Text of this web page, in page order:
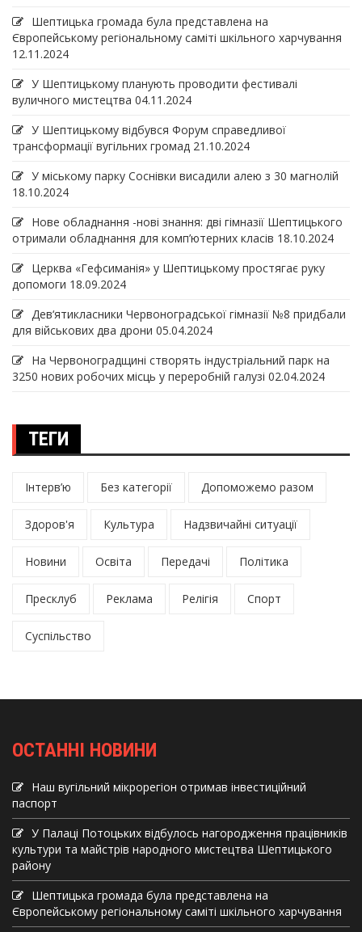
Шептицька громада була представлена на
Європейському регіональному саміті шкільного харчування
12.11.2024
У Шептицькому планують проводити фестивалі
вуличного мистецтва 04.11.2024
У Шептицькому відбувся Форум справедливої
трансформації вугільних громад 21.10.2024
У міському парку Соснівки висадили алею з 30 магнолій
18.10.2024
Нове обладнання -нові знання: дві гімназії Шептицького
отримали обладнання для комп’ютерних класів 18.10.2024
Церква «Гефсиманія» у Шептицькому простягає руку
допомоги 18.09.2024
Дев‘ятикласники Червоноградської гімназії №8 придбали
для військових два дрони 05.04.2024
На Червоноградщині створять індустріальний парк на
3250 нових робочих місць у переробній галузі 02.04.2024
ТЕГИ
Інтерв’ю Без категорії Допоможемо разом
Здоров'я Культура Надзвичайні ситуації
Новини Освіта Передачі Політика
Пресклуб Реклама Релігія Спорт
Суспільство
ОСТАННІ НОВИНИ
Наш вугільний мікрорегіон отримав інвеcтиційний
паспорт
У Палаці Потоцьких відбулось нагородження працівників
культури та майстрів народного мистецтва Шептицького
району
Шептицька громада була представлена на
Європейському регіональному саміті шкільного харчування